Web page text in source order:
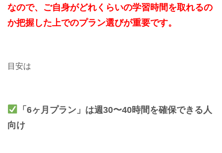
なので、ご自身がどれくらいの学習時間を取れるの
か把握した上でのプラン選びが重要です。
目安は
「6ヶ月プラン」は週30〜40時間を確保できる人
向け